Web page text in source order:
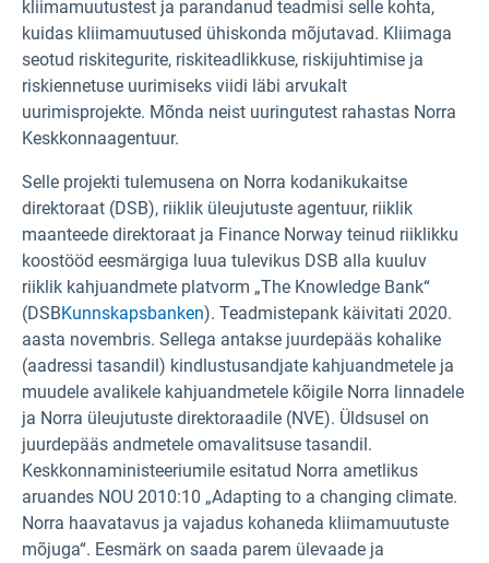
kliimamuutustest ja parandanud teadmisi selle kohta,
kuidas kliimamuutused ühiskonda mõjutavad. Kliimaga
seotud riskitegurite, riskiteadlikkuse, riskijuhtimise ja
riskiennetuse uurimiseks viidi läbi arvukalt
uurimisprojekte. Mõnda neist uuringutest rahastas Norra
Keskkonnaagentuur.
Selle projekti tulemusena on Norra kodanikukaitse
direktoraat (DSB), riiklik üleujutuste agentuur, riiklik
maanteede direktoraat ja Finance Norway teinud riiklikku
koostööd eesmärgiga luua tulevikus DSB alla kuuluv
riiklik kahjuandmete platvorm „The Knowledge Bank“
(DSBKunnskapsbanken). Teadmistepank käivitati 2020.
aasta novembris. Sellega antakse juurdepääs kohalike
(aadressi tasandil) kindlustusandjate kahjuandmetele ja
muudele avalikele kahjuandmetele kõigile Norra linnadele
ja Norra üleujutuste direktoraadile (NVE). Üldsusel on
juurdepääs andmetele omavalitsuse tasandil.
Keskkonnaministeeriumile esitatud Norra ametlikus
aruandes NOU 2010:10 „Adapting to a changing climate.
Norra haavatavus ja vajadus kohaneda kliimamuutuste
mõjuga“. Eesmärk on saada parem ülevaade ja